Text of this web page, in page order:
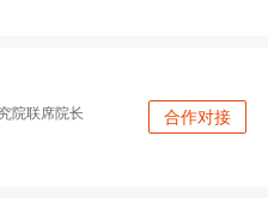
院联席院长 合作对接